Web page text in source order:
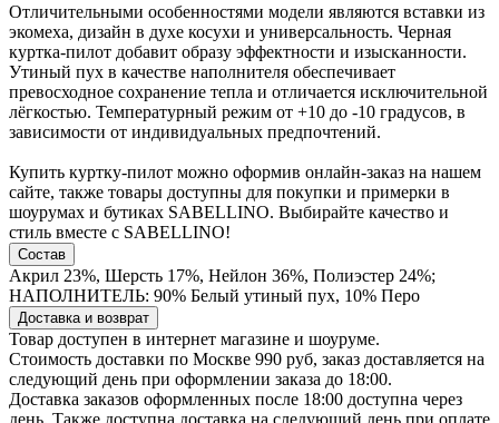
Отличительными особенностями модели являются вставки из
экомеха, дизайн в духе косухи и универсальность. Черная
куртка-пилот добавит образу эффектности и изысканности.
Утиный пух в качестве наполнителя обеспечивает
превосходное сохранение тепла и отличается исключительной
лёгкостью. Температурный режим от +10 до -10 градусов, в
зависимости от индивидуальных предпочтений.
Купить куртку-пилот можно оформив онлайн-заказ на нашем
сайте, также товары доступны для покупки и примерки в
шоурумах и бутиках SABELLINO. Выбирайте качество и
стиль вместе с SABELLINO!
Состав
Акрил 23%, Шерсть 17%, Нейлон 36%, Полиэстер 24%;
НАПОЛНИТЕЛЬ: 90% Белый утиный пух, 10% Перо
Доставка и возврат
Товар доступен в интернет магазине и шоуруме.
Стоимость доставки по Москве 990 руб, заказ доставляется на
следующий день при оформлении заказа до 18:00.
Доставка заказов оформленных после 18:00 доступна через
день. Также доступна доставка на следующий день при оплате